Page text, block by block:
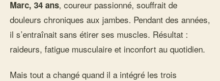
Marc, 34 ans, coureur passionné, souffrait de
douleurs chroniques aux jambes. Pendant des années,
il s’entraînait sans étirer ses muscles. Résultat :
raideurs, fatigue musculaire et inconfort au quotidien.
Mais tout a changé quand il a intégré les trois